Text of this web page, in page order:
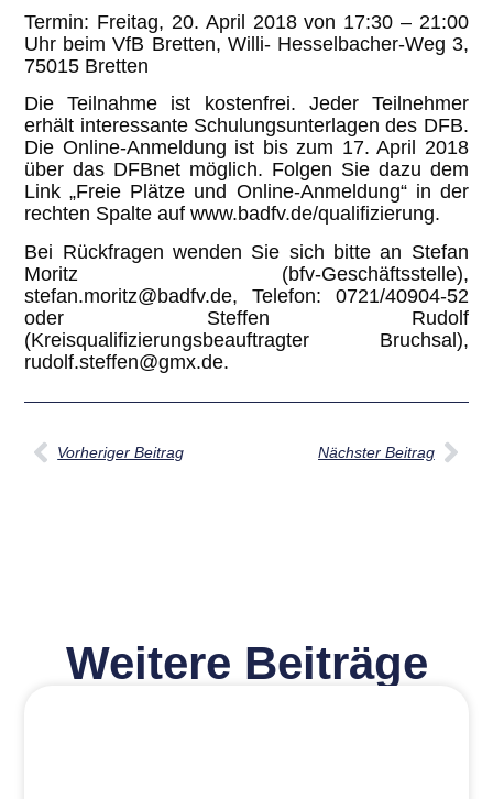
Termin: Freitag, 20. April 2018 von 17:30 – 21:00
Uhr beim VfB Bretten, Willi- Hesselbacher-Weg 3,
75015 Bretten
Die Teilnahme ist kostenfrei. Jeder Teilnehmer
erhält interessante Schulungsunterlagen des DFB.
Die Online-Anmeldung ist bis zum 17. April 2018
über das DFBnet möglich. Folgen Sie dazu dem
Link „Freie Plätze und Online-Anmeldung“ in der
rechten Spalte auf www.badfv.de/qualifizierung.
Bei Rückfragen wenden Sie sich bitte an Stefan
Moritz (bfv-Geschäftsstelle),
stefan.moritz@badfv.de, Telefon: 0721/40904-52
oder Steffen Rudolf
(Kreisqualifizierungsbeauftragter Bruchsal),
rudolf.steffen@gmx.de.
Vorheriger Beitrag Nächster Beitrag
Weitere Beiträge